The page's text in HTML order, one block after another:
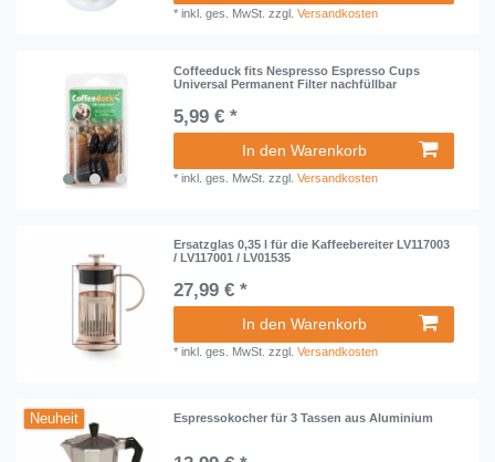
*inkl. ges. MwSt. zzgl.Versandkosten
Coffeeduck fits Nespresso Espresso Cups
Universal Permanent Filter nachfüllbar
5,99 € *
In den Warenkorb
*inkl. ges. MwSt. zzgl.Versandkosten
Ersatzglas 0,35 l für die Kaffeebereiter LV117003
/ LV117001 / LV01535
27,99 € *
In den Warenkorb
*inkl. ges. MwSt. zzgl.Versandkosten
Neuheit Espressokocher für 3 Tassen aus Aluminium